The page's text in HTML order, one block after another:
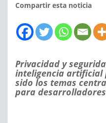
Compartir esta noticia
Privacidad y
inteligencia artificial
sido los temas
para